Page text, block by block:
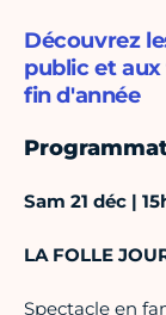
Découvrez
public et
fin d'année
Sam 21 déc |
LA FOLLE
Spectacle en